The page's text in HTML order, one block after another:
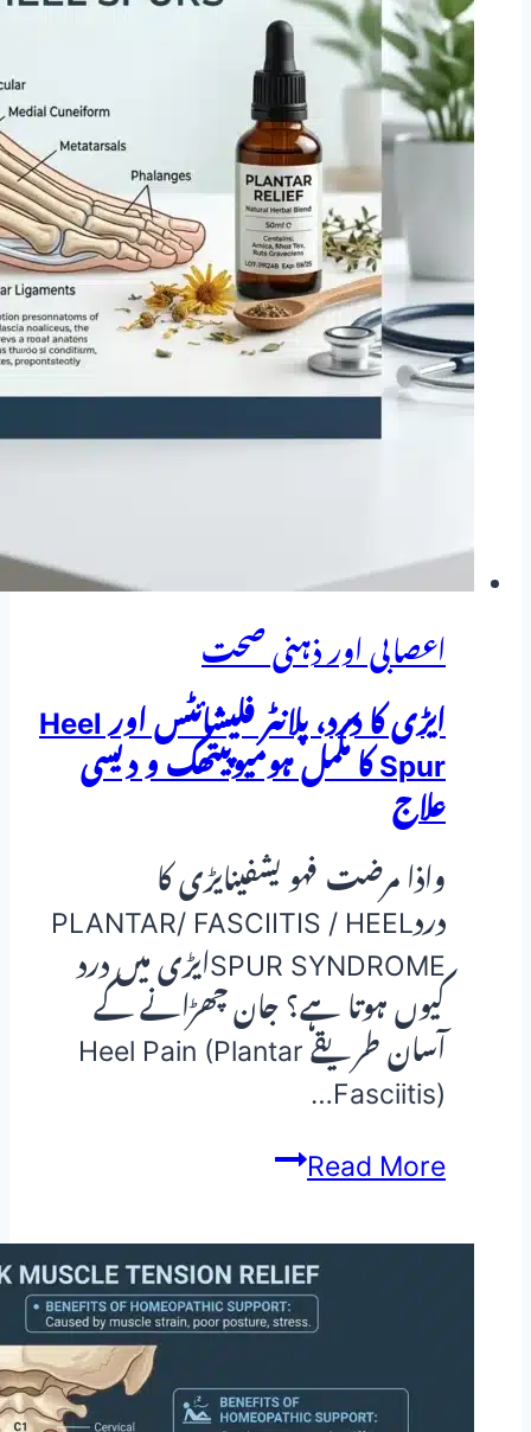
اعصابی اور ذہنی صحت
ایڑی کا درد، پلانٹر فلیشائٹس اور Heel
Spur کا مکمل ہومیوپیتھک و دیسی
علاج
واذا مرضت فهو يشفينایڑی کا
دردPLANTAR/ FASCIITIS / HEEL
SPUR SYNDROMEایڑی میں درد
کیوں ہوتا ہے؟ جان چھڑانے کے
آسان طریقے Heel Pain (Plantar
Fasciitis)…
Read Moreایڑی
درد،
پلانٹر
فلیشائٹس
Heel